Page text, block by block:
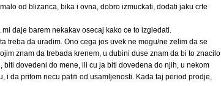
od blizanca, bika i ovna, dobro izmuckati, dodati jaku crte
daje barem nekakav osecaj kako ce to izgledati.
treba da uradim. Ono cega jos uvek ne mogu/ne zelim da se
znam da trebada krenem, u dubini duse znam da bi to znacilo
dovedeni do mene, ili cu ja biti dovedena do njih, u nekom
i da pritom necu patiti od usamljenosti. Kada taj period prodje,